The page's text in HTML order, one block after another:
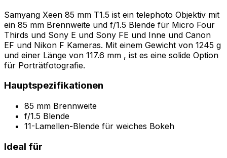
Samyang Xeen 85 mm T1.5 ist ein telephoto Objektiv mit
ein 85 mm Brennweite und f/1.5 Blende für Micro Four
Thirds und Sony E und Sony FE und Inne und Canon
EF und Nikon F Kameras. Mit einem Gewicht von 1245 g
und einer Länge von 117.6 mm , ist es eine solide Option
für Porträtfotografie.
Hauptspezifikationen
85 mm Brennweite
f/1.5 Blende
11-Lamellen-Blende für weiches Bokeh
Ideal für